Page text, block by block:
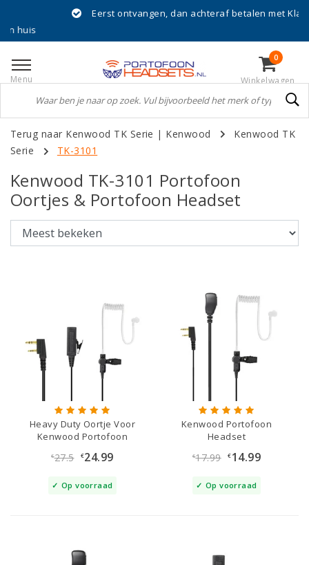
Eerst ontvangen, dan achteraf betalen met Klarna!
Menu
0
Winkelwagen
Terug naar Kenwood TK Serie | Kenwood
Kenwood TK
Serie
TK-3101
Kenwood TK-3101 Portofoon
Oortjes & Portofoon Headset
Heavy Duty Oortje Voor
Kenwood Portofoon
€27.5 €24.99
Op voorraad
Kenwood Portofoon
Headset
€17.99 €14.99
Op voorraad